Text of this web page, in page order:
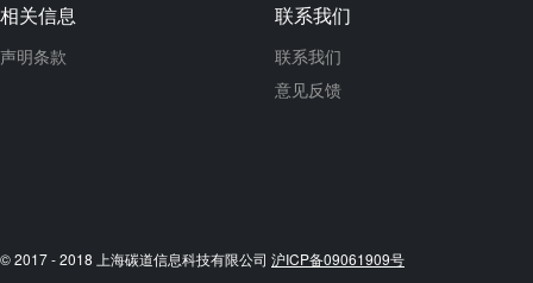
相关信息
声明条款
联系我们
联系我们
意见反馈
© 2017 - 2018 上海碳道信息科技有限公司 沪ICP备09061909号